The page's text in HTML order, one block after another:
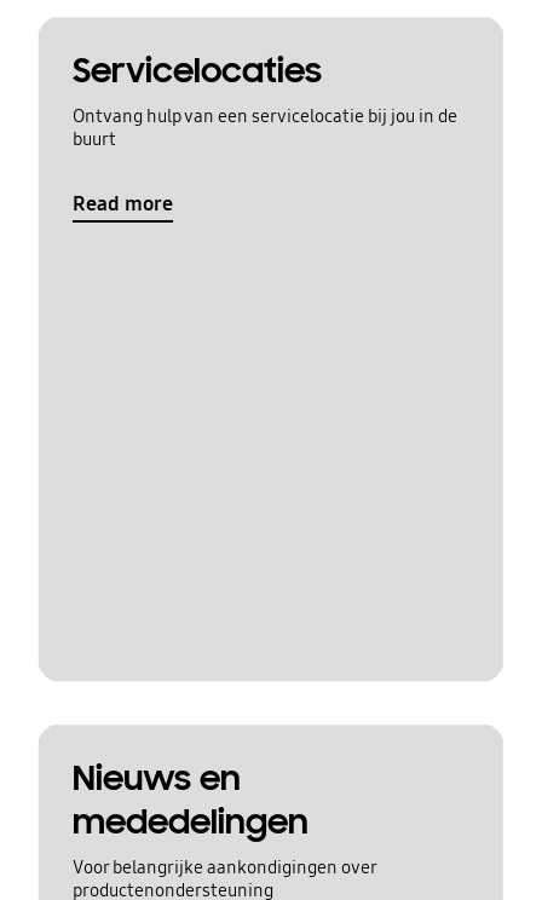
Servicelocaties
Ontvang hulp van een servicelocatie bij jou in de
buurt
Read more
Nieuws en
mededelingen
Voor belangrijke aankondigingen over
productenondersteuning